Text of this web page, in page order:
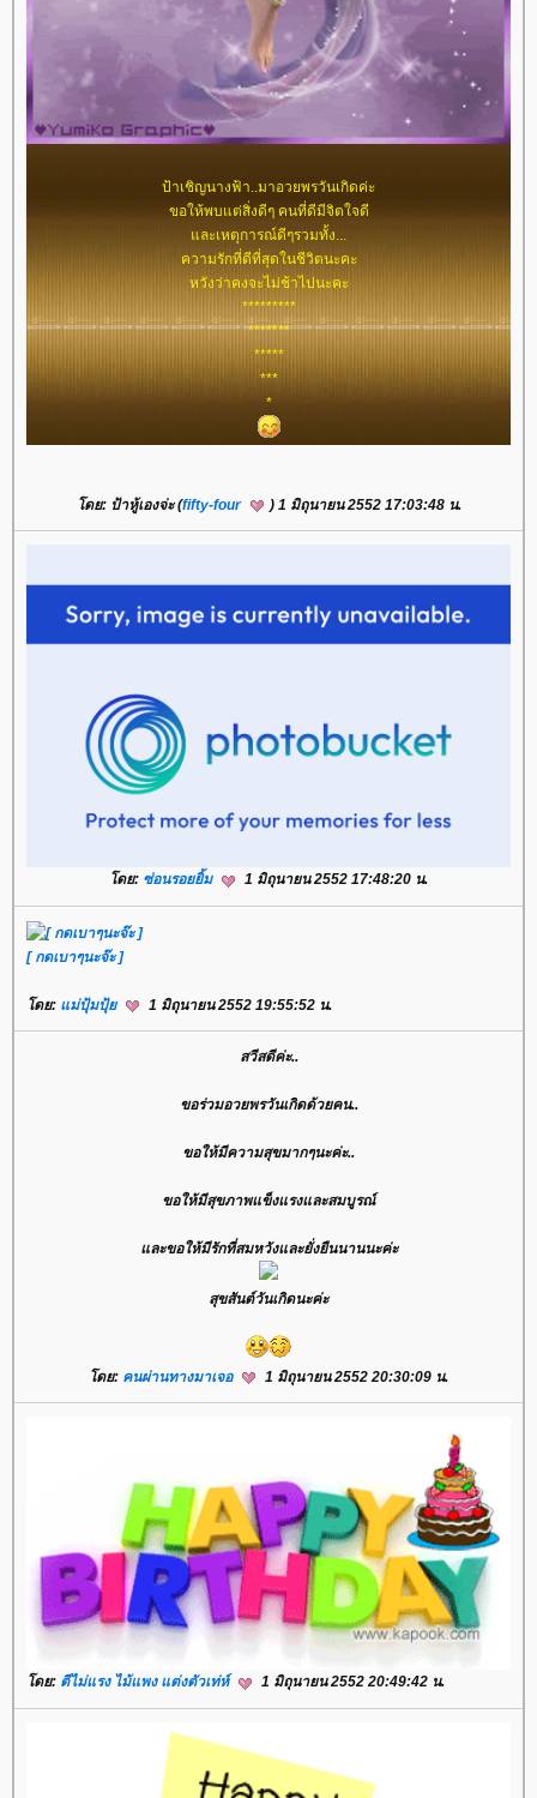
ป้าเชิญนางฟ้า..มาอวยพรวันเกิดค่ะ
ขอให้พบแต่สิ่งดีๆ คนที่ดีมีจิตใจดี
และเหตุการณ์ดีๆรวมทั้ง...
ความรักที่ดีที่สุดในชีวิตนะคะ
หวังว่าคงจะไม่ช้าไปนะคะ
*********
*******
*****
***
*
โดย: ป้าหู้เองจ่ะ (fifty-four ) 1 มิถุนายน 2552 17:03:48 น.
โดย: ซ่อนรอยยิ้ม 1 มิถุนายน 2552 17:48:20 น.
[ กดเบาๆนะจ๊ะ ]
โดย: แม่ปุ้มปุ้ย 1 มิถุนายน 2552 19:55:52 น.
สวีสดีค่ะ..
ขอร่วมอวยพรวันเกิดด้วยคน..
ขอให้มีความสุขมากๆนะค่ะ..
ขอให้มีสุขภาพแข็งแรงและสมบูรณ์
และขอให้มีรักที่สมหวังและยั่งยืนนานนะค่ะ
สุขสันต์วันเกิดนะค่ะ
โดย: คนผ่านทางมาเจอ 1 มิถุนายน 2552 20:30:09 น.
โดย: ตีไม่แรง ไม้แพง แต่งตัวเท่ห์ 1 มิถุนายน 2552 20:49:42 น.